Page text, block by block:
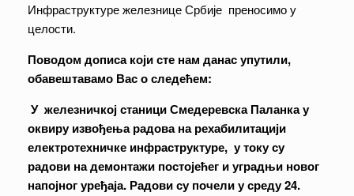
Инфраструктуре железнице Србије преносимо у
целости.
Поводом дописа који сте нам данас упутили,
обавештавамо Вас о следећем:
У железничкој станици Смедеревска Паланка у
оквиру извођења радова на рехабилитацији
електротехничке инфраструктуре, у току су
радови на демонтажи постојећег и уградњи новог
напојног уређаја. Радови су почели у среду 24.